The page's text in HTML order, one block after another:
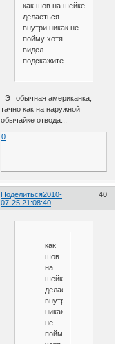
как шов на шейке
делаеться
внутри никак не
пойму хотя
видел
подскажите
Эт обычная американка,
тачно как на наружной
обычайке отвода...
0
Поделиться 40
2010-
07-25 21:08:40
как
шов
на
шейке
делаеться
внутри
никак
не
пойму